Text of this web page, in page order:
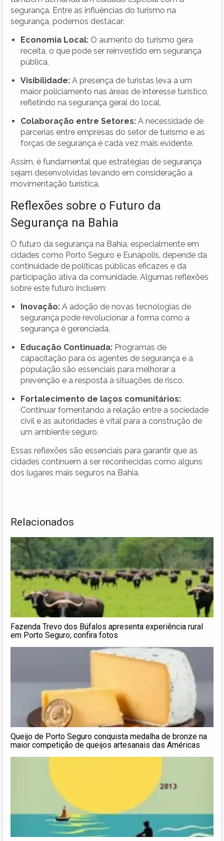
segurança. Entre as influências do turismo na
segurança, podemos destacar:
Economia Local: O aumento do turismo gera
receita, o que pode ser reinvestido em segurança
pública.
Visibilidade: A presença de turistas leva a um
maior policiamento nas áreas de interesse turístico,
refletindo na segurança geral do local.
Colaboração entre Setores: A necessidade de
parcerias entre empresas do setor de turismo e as
forças de segurança é cada vez mais evidente.
Assim, é fundamental que estratégias de segurança
sejam desenvolvidas levando em consideração a
movimentação turística.
Reflexões sobre o Futuro da
Segurança na Bahia
O futuro da segurança na Bahia, especialmente em
cidades como Porto Seguro e Eunápolis, depende da
continuidade de políticas públicas eficazes e da
participação ativa da comunidade. Algumas reflexões
sobre este futuro incluem:
Inovação: A adoção de novas tecnologias de
segurança pode revolucionar a forma como a
segurança é gerenciada.
Educação Continuada: Programas de
capacitação para os agentes de segurança e a
população são essenciais para melhorar a
prevenção e a resposta a situações de risco.
Fortalecimento de laços comunitários:
Continuar fomentando a relação entre a sociedade
civil e as autoridades é vital para a construção de
um ambiente seguro.
Essas reflexões são essenciais para garantir que as
cidades continuem a ser reconhecidas como alguns
dos lugares mais seguros na Bahia.
Relacionados
Fazenda Trevo dos Búfalos apresenta experiência rural
em Porto Seguro; confira fotos
Queijo de Porto Seguro conquista medalha de bronze na
maior competição de queijos artesanais das Américas